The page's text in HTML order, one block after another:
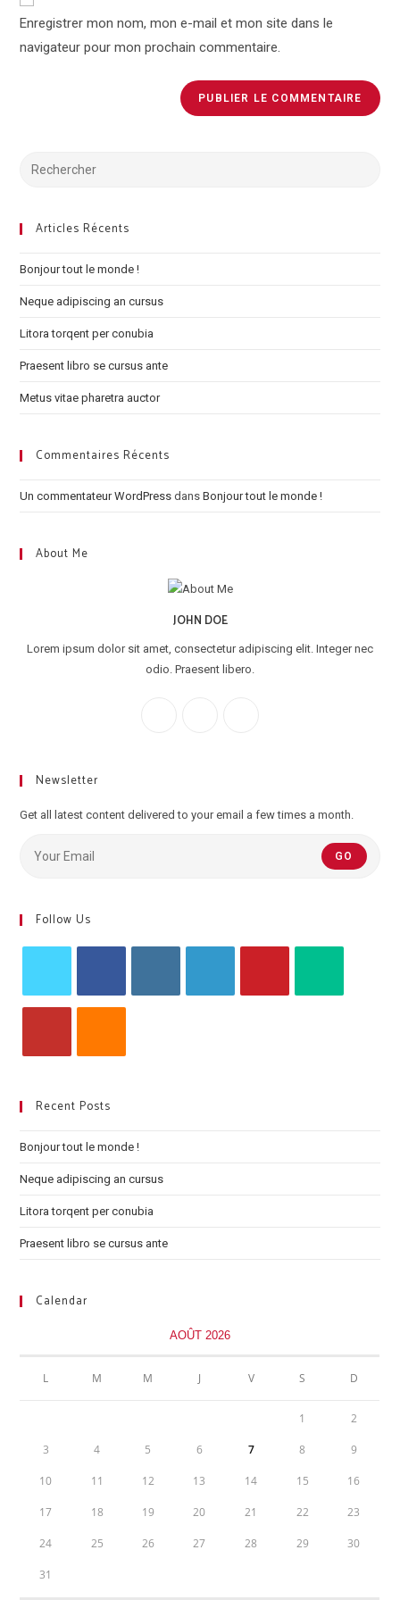
URL
(optional)
Enregistrer mon nom, mon e-mail et mon site dans le
navigateur pour mon prochain commentaire.
Search
Articles Récents
Bonjour tout le monde !
Neque adipiscing an cursus
Litora torqent per conubia
Praesent libro se cursus ante
Metus vitae pharetra auctor
Commentaires Récents
Un commentateur WordPress dansBonjour tout le monde !
About Me
JOHN DOE
Lorem ipsum dolor sit amet, consectetur adipiscing elit. Integer nec
odio. Praesent libero.
Newsletter
Get all latest content delivered to your email a few times a month.
GO
Follow Us
Recent Posts
Bonjour tout le monde !
Neque adipiscing an cursus
Litora torqent per conubia
Praesent libro se cursus ante
Calendar
AOÛT 2026
L M M J V S D
1 2
3 4 5 6 7 8 9
10 11 12 13 14 15 16
17 18 19 20 21 22 23
24 25 26 27 28 29 30
31